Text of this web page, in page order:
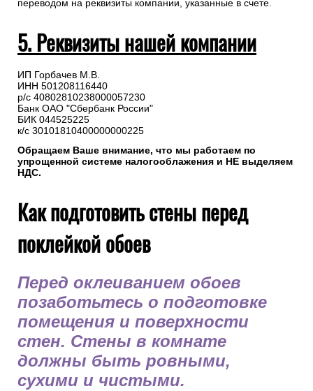
переводом на реквизиты компании, указанные в счете.
5. Реквизиты нашей компании
ИП Горбачев М.В.
ИНН 501208116440
р/с 40802810238000057230
Банк ОАО "Сбербанк России"
БИК 044525225
к/с 30101810400000000225
Обращаем Ваше внимание, что мы работаем по
упрощенной системе налогооблажения и НЕ выделяем
НДС.
Как подготовить стены перед
поклейкой обоев
Перед оклеиванием обоев
позаботьтесь о подготовке
помещения и поверхности
стен. Стены в комнате
должны быть ровными,
сухими и чистыми.